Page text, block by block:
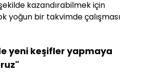
kazandırabilmek için
yoğun bir takvimde çalışması
yeni keşifler yapmaya